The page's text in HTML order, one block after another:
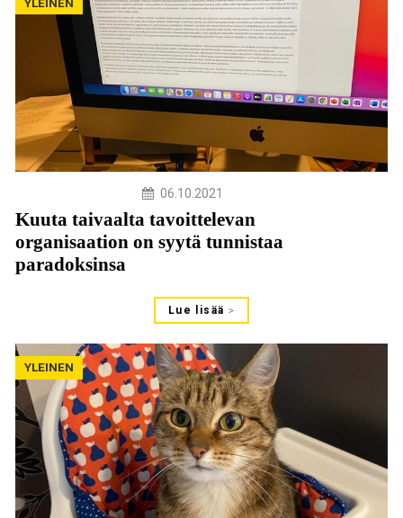
06.10.2021
Kuuta taivaalta tavoittelevan
organisaation on syytä tunnistaa
paradoksinsa
Lue lisää
YLEINEN